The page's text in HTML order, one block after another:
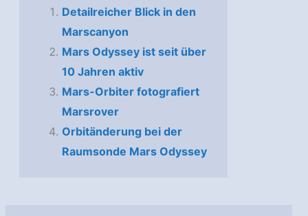
Detailreicher Blick in den
Marscanyon
Mars Odyssey ist seit über
10 Jahren aktiv
Mars-Orbiter fotografiert
Marsrover
Orbitänderung bei der
Raumsonde Mars Odyssey